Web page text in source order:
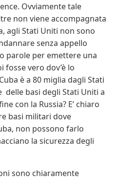
Ovviamente tale
non viene accompagnata
agli Stati Uniti non sono
senza appello
parole per emettere una
fosse vero dov’è lo
è a 80 miglia dagli Stati
delle basi degli Stati Uniti a
con la Russia? E’ chiaro
basi militari dove
non possono farlo
la sicurezza degli
sono chiaramente